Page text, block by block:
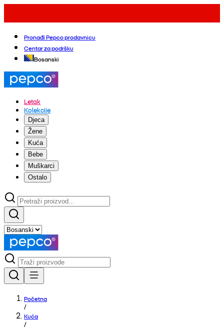
Pronađi Pepco prodavnicu
Centar za podršku
Bosanski
Letak
Kolekcije
Djeca
Žene
Kuća
Bebe
Muškarci
Ostalo
Početna
/
Kuća
/